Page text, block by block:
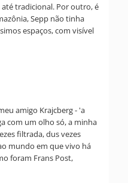
tradicional. Por outro, é
Sepp não tinha
espaços, com visível
amigo Krajcberg - 'a
com um olho só, a minha
filtrada, dus vezes
mundo em que vivo há
foram Frans Post,